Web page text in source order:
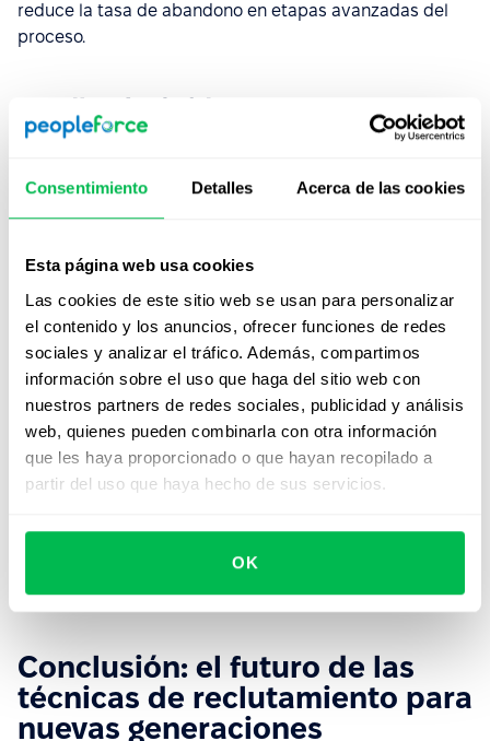
Consentimiento Detalles Acerca de las cookies
Esta página web usa cookies
Las cookies de este sitio web se usan para personalizar
el contenido y los anuncios, ofrecer funciones de redes
sociales y analizar el tráfico. Además, compartimos
información sobre el uso que haga del sitio web con
nuestros partners de redes sociales, publicidad y análisis
web, quienes pueden combinarla con otra información
que les haya proporcionado o que hayan recopilado a
partir del uso que haya hecho de sus servicios.
OK
reduce la tasa de abandono en etapas avanzadas del
proceso.
Feedback rápido y constante
Las nuevas generaciones valoran el
feedback
reputación de la empresa en plataformas como
Glassdoor o Indeed.
Cultura organizacional flexible y
diversa
La cultura interna es un factor decisivo. Los jóvenes
buscan empresas que promuevan la inclusión, el
bienestar emocional y la flexibilidad.
—mediante testimonios, videos o entrevistas con el
equipo— puede marcar la diferencia.
Conclusión: el futuro de las
técnicas de reclutamiento para
nuevas generaciones